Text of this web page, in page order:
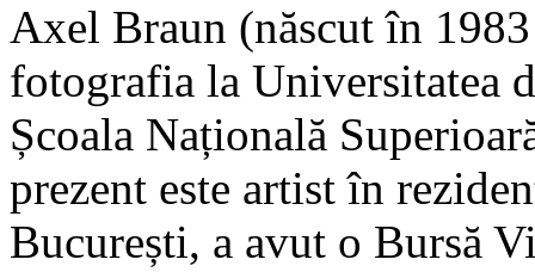
Axel Braun (născut în
fotografia la Universitatea
Școala Națională
prezent este artist în
București, a avut o Bursă